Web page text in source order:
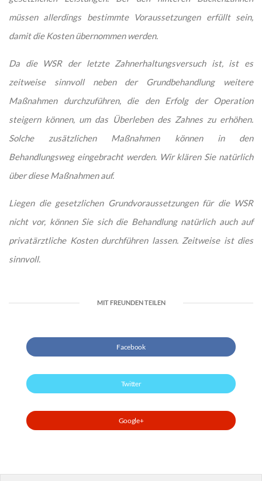
müssen allerdings bestimmte Voraussetzungen erfüllt sein,
damit die Kosten übernommen werden.
Da die WSR der letzte Zahnerhaltungsversuch ist, ist es
zeitweise sinnvoll neben der Grundbehandlung weitere
Maßnahmen durchzuführen, die den Erfolg der Operation
steigern können, um das Überleben des Zahnes zu erhöhen.
Solche zusätzlichen Maßnahmen können in den
Behandlungsweg eingebracht werden. Wir klären Sie natürlich
über diese Maßnahmen auf.
Liegen die gesetzlichen Grundvoraussetzungen für die WSR
nicht vor, können Sie sich die Behandlung natürlich auch auf
privatärztliche Kosten durchführen lassen. Zeitweise ist dies
sinnvoll.
MIT FREUNDEN TEILEN
Facebook
Twitter
Google+